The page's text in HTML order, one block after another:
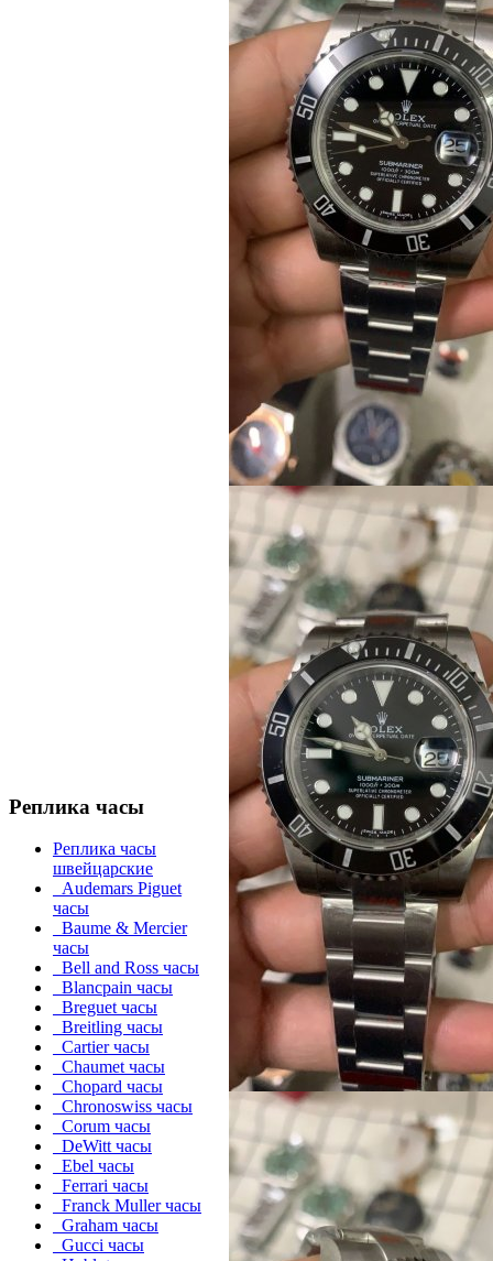
Реплика часы
Реплика часы
швейцарские
Audemars Piguet
часы
Baume & Mercier
часы
Bell and Ross часы
Blancpain часы
Breguet часы
Breitling часы
Cartier часы
Chaumet часы
Chopard часы
Chronoswiss часы
Corum часы
DeWitt часы
Ebel часы
Ferrari часы
Franck Muller часы
Graham часы
Gucci часы